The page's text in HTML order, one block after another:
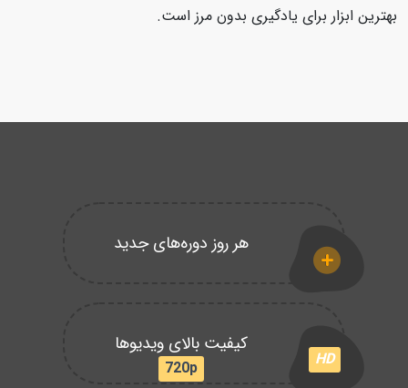
بهترین ابزار برای یادگیری بدون مرز است.
هر روز دوره‌های جدید
HD
کیفیت بالای ویدیوها
720p